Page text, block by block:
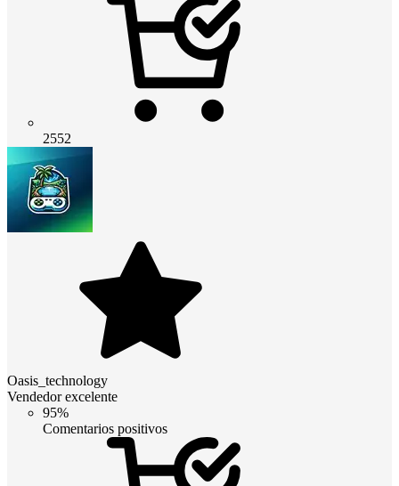
2552
Oasis_technology
Vendedor excelente
95%
Comentarios positivos